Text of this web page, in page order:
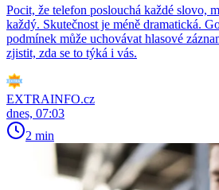
Pocit, že telefon poslouchá každé slovo,
každý. Skutečnost je méně dramatická.
podmínek může uchovávat hlasové
zjistit, zda se to týká i vás.
EXTRAINFO.cz
dnes, 07:03
2 min